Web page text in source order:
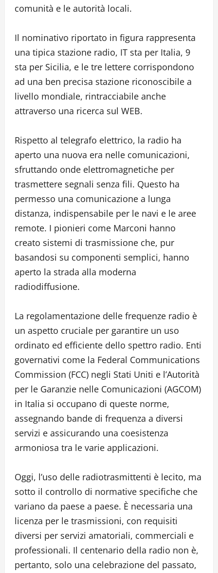
comunità e le autorità locali.
Il nominativo riportato in figura rappresenta
una tipica stazione radio, IT sta per Italia, 9
sta per Sicilia, e le tre lettere corrispondono
ad una ben precisa stazione riconoscibile a
livello mondiale, rintracciabile anche
attraverso una ricerca sul WEB.
Rispetto al telegrafo elettrico, la radio ha
aperto una nuova era nelle comunicazioni,
sfruttando onde elettromagnetiche per
trasmettere segnali senza fili. Questo ha
permesso una comunicazione a lunga
distanza, indispensabile per le navi e le aree
remote. I pionieri come Marconi hanno
creato sistemi di trasmissione che, pur
basandosi su componenti semplici, hanno
aperto la strada alla moderna
radiodiffusione.
La regolamentazione delle frequenze radio è
un aspetto cruciale per garantire un uso
ordinato ed efficiente dello spettro radio. Enti
governativi come la Federal Communications
Commission (FCC) negli Stati Uniti e l’Autorità
per le Garanzie nelle Comunicazioni (AGCOM)
in Italia si occupano di queste norme,
assegnando bande di frequenza a diversi
servizi e assicurando una coesistenza
armoniosa tra le varie applicazioni.
Oggi, l’uso delle radiotrasmittenti è lecito, ma
sotto il controllo di normative specifiche che
variano da paese a paese. È necessaria una
licenza per le trasmissioni, con requisiti
diversi per servizi amatoriali, commerciali e
professionali. Il centenario della radio non è,
pertanto, solo una celebrazione del passato,